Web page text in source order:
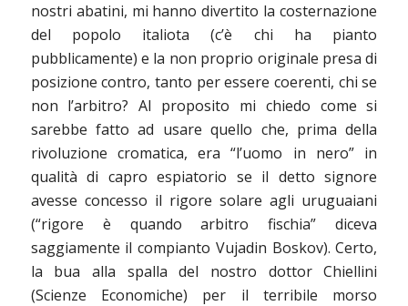
nostri abatini, mi hanno divertito la costernazione
del popolo italiota (c’è chi ha pianto
pubblicamente) e la non proprio originale presa di
posizione contro, tanto per essere coerenti, chi se
non l’arbitro? Al proposito mi chiedo come si
sarebbe fatto ad usare quello che, prima della
rivoluzione cromatica, era “l’uomo in nero” in
qualità di capro espiatorio se il detto signore
avesse concesso il rigore solare agli uruguaiani
(“rigore è quando arbitro fischia” diceva
saggiamente il compianto Vujadin Boskov). Certo,
la bua alla spalla del nostro dottor Chiellini
(Scienze Economiche) per il terribile morso